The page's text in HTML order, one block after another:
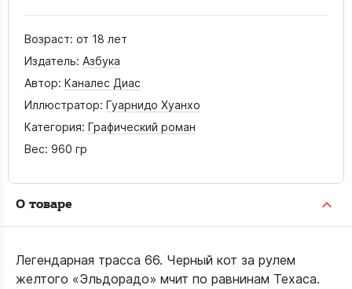
Возраст: от 18 лет
Издатель: Азбука
Автор: Каналес Диас
Иллюстратор: Гуарнидо Хуанхо
Категория: Графический роман
Вес: 960 гр
О товаре
Легендарная трасса 66. Черный кот за рулем
желтого «Эльдорадо» мчит по равнинам Техаса.